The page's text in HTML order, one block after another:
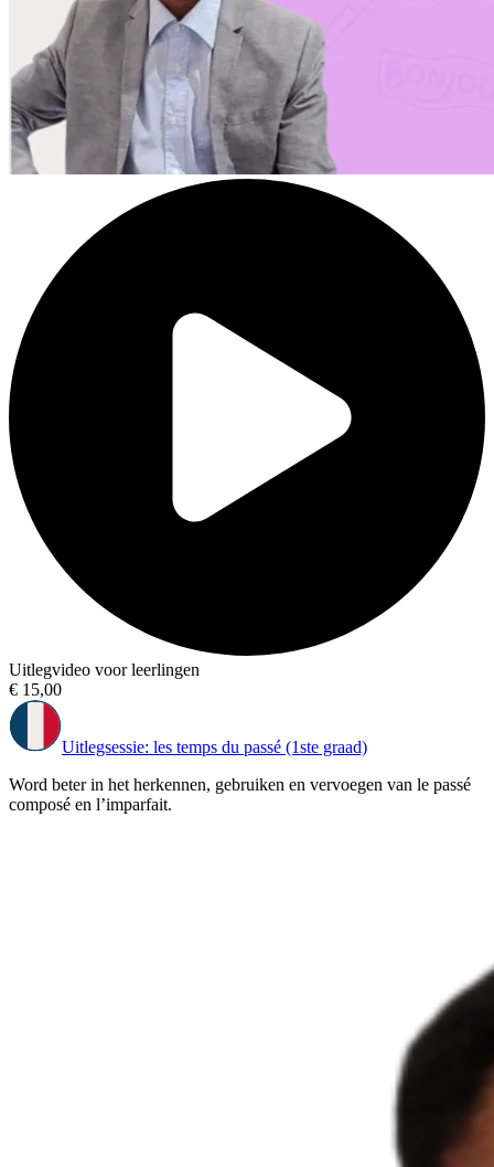
Uitlegvideo voor leerlingen
€ 15,00
Uitlegsessie: les temps du passé (1ste graad)
Word beter in het herkennen, gebruiken en vervoegen van le passé
composé en l’imparfait.